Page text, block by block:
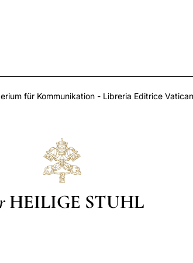
für Kommunikation - Libreria Editrice
HEILIGE STUHL